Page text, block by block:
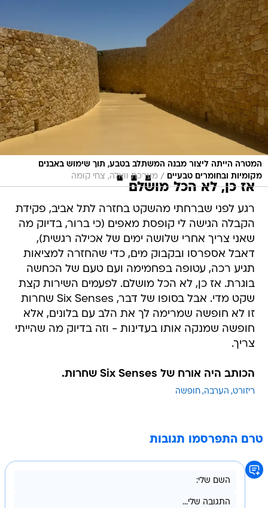
המטרה הייתה ליצור מבנה המשתלב בטבע, תוך שימוש באבנים
מקומיות ובחומרים טבעיים / מערכת וואלה, צחי קומה
אז כן, לא הכל מושלם
רגע לפני שברחתי מהשקט בחזרה לתל אביב, פקידת
הקבלה הגישה לי קופסת מאפים (כי ברור, בדיוק מה
שאני צריך אחרי שלושה ימים של אכילה רגשית),
דאבל אספרסו ובקבוק מים, כדי שהחזרה למציאות
תגיע רכה, עטופה בפחמימה ועם טעם של הכחשה
בוגרת. אז כן, לא הכל מושלם. לפעמים השירות קצת
שקט מדי. אבל בסופו של דבר, Six Senses שחרות
זו לא חופשה שמרימה לך את הלב עם בלונים, אלא
חופשה שמנקה אותו בעדינות - וזה בדיוק מה שהייתי
צריך.
הכותב היה אורח של Six Senses שחרות.
ריזורט הערבה חופשה
טרם התפרסמו תגובות